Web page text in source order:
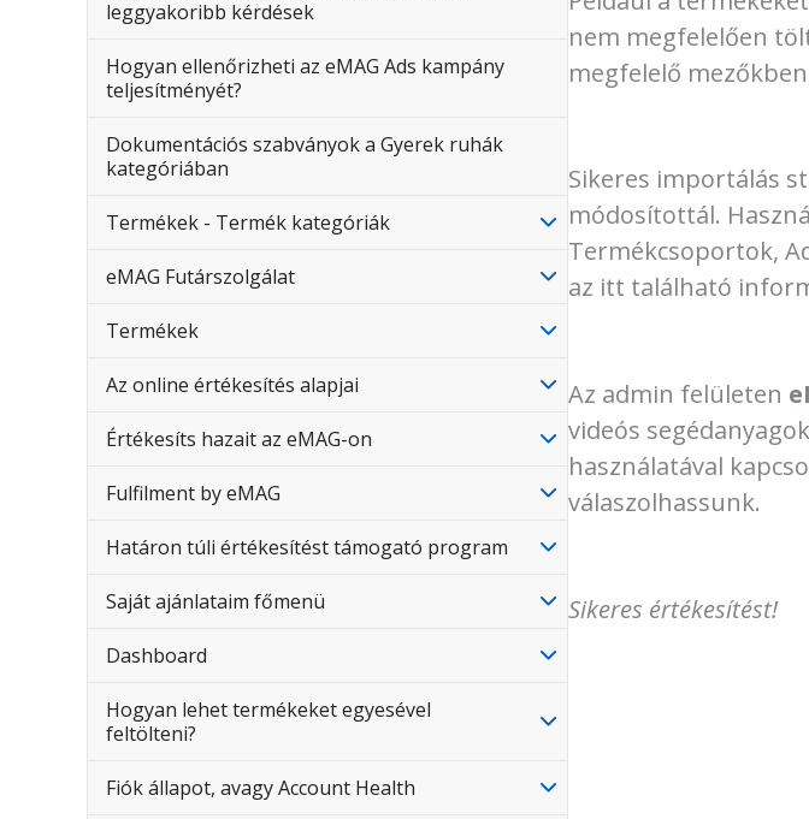
leggyakoribb kérdések
Hogyan ellenőrizheti az eMAG Ads kampány
teljesítményét?
Dokumentációs szabványok a Gyerek ruhák
kategóriában
Termékek - Termék kategóriák
eMAG Futárszolgálat
Termékek
Az online értékesítés alapjai
Értékesíts hazait az eMAG-on
Fulfilment by eMAG
Határon túli értékesítést támogató program
Saját ajánlataim főmenü
Dashboard
Hogyan lehet termékeket egyesével
feltölteni?
Fiók állapot, avagy Account Health
nem megfelelően
megfelelő
Sikeres importálás
módosítottál.
Termékcsoportok,
az itt található
Az admin felületen
videós
használatával
válaszolhassunk.
Sikeres értékesítést!